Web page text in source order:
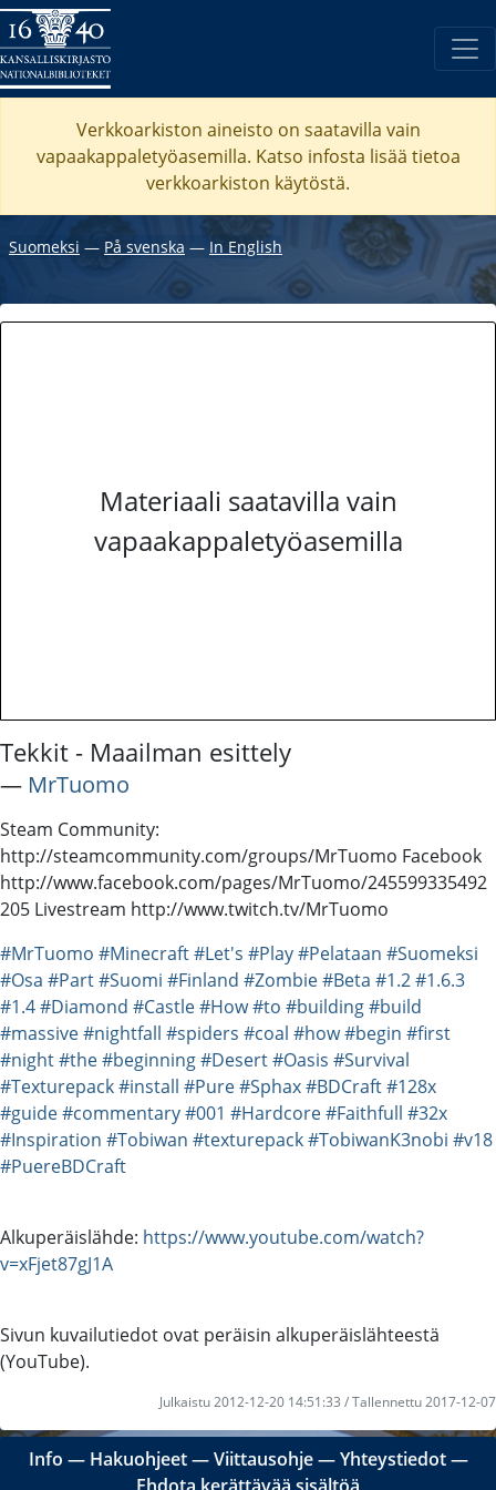
Verkkoarkiston aineisto on saatavilla vain
vapaakappaletyöasemilla. Katso infosta lisää tietoa
verkkoarkiston käytöstä.
Suomeksi ― På svenska ― In English
Materiaali saatavilla vain
vapaakappaletyöasemilla
Tekkit - Maailman esittely
― MrTuomo
Steam Community:
http://steamcommunity.com/groups/MrTuomo Facebook
http://www.facebook.com/pages/MrTuomo/245599335492
205 Livestream http://www.twitch.tv/MrTuomo
#MrTuomo #Minecraft#Let's #Play#Pelataan #Suomeksi
#Osa #Part#Suomi #Finland #Zombie#Beta #1.2#1.6.3
#1.4#Diamond #Castle#How#to #building#build
#massive#nightfall #spiders #coal #how#begin #first
#night#the#beginning#Desert#Oasis #Survival
#Texturepack#install #Pure#Sphax#BDCraft#128x
#guide#commentary#001 #Hardcore#Faithfull #32x
#Inspiration #Tobiwan #texturepack#TobiwanK3nobi #v18
#PuereBDCraft
Alkuperäislähde: https://www.youtube.com/watch?
v=xFjet87gJ1A
Sivun kuvailutiedot ovat peräisin alkuperäislähteestä
(YouTube).
Julkaistu 2012-12-20 14:51:33 / Tallennettu 2017-12-07
Info ― Hakuohjeet―Viittausohje―Yhteystiedot―